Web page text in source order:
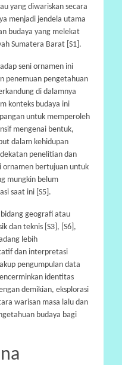
yang diwariskan secara
menjadi jendela utama
budaya yang melekat
Sumatera Barat [S1].
seni ornamen ini
penemuan pengetahuan
di dalamnya
konteks budaya ini
untuk memperoleh
mengenai bentuk,
dalam kehidupan
penelitian dan
ornamen bertujuan untuk
mungkin belum
saat ini [S5].
geografi atau
dan teknis [S3], [S6],
lebih
dan interpretasi
pengumpulan data
identitas
demikian, eksplorasi
warisan masa lalu dan
budaya bagi